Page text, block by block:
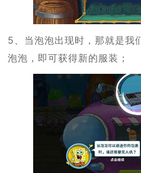
5、当泡泡出现时，那就是我
泡泡，即可获得新的服装；